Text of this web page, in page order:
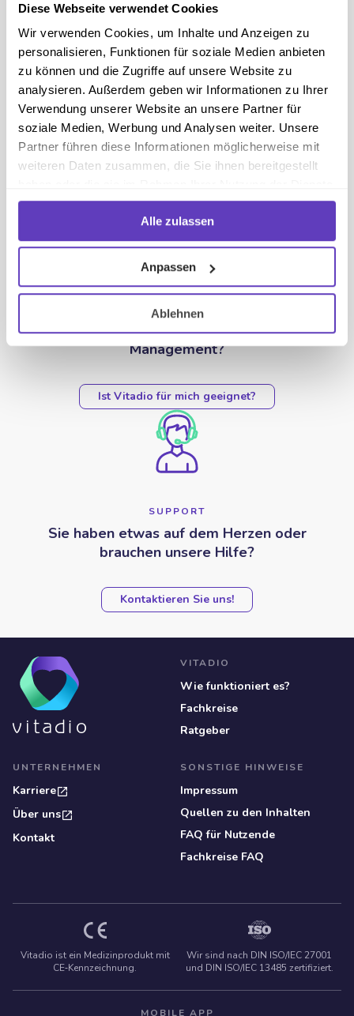
Diese Webseite verwendet Cookies
Wir verwenden Cookies, um Inhalte und Anzeigen zu
personalisieren, Funktionen für soziale Medien anbieten
zu können und die Zugriffe auf unsere Website zu
analysieren. Außerdem geben wir Informationen zu Ihrer
Verwendung unserer Website an unsere Partner für
soziale Medien, Werbung und Analysen weiter. Unsere
Partner führen diese Informationen möglicherweise mit
weiteren Daten zusammen, die Sie ihnen bereitgestellt
gesammelt haben.
Alle zulassen
Anpassen
Ablehnen
IN NUR 4 SCHRITTEN ZUM PROGRAMM
Typ-2-Diabetes App - Hilfe beim
Abnehmen
NUR 2 MINUTEN
Wie gut bin ich in meinem Diabetes-
Management?
Ist Vitadio für mich geeignet?
SUPPORT
Sie haben etwas auf dem Herzen oder
brauchen unsere Hilfe?
Kontaktieren Sie uns!
VITADIO
Wie funktioniert es?
Fachkreise
Ratgeber
UNTERNEHMEN
Karriere
Über uns
Kontakt
SONSTIGE HINWEISE
Impressum
Quellen zu den Inhalten
FAQ für Nutzende
Fachkreise FAQ
Vitadio ist ein Medizinprodukt mit
CE‑Kennzeichnung.
Wir sind nach DIN ISO/IEC 27001
und DIN ISO/IEC 13485 zertifiziert.
MOBILE APP